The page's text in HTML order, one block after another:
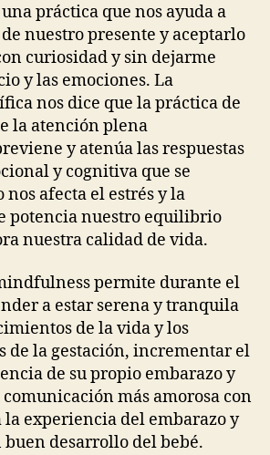
práctica que nos ayuda a
nuestro presente y aceptarlo
curiosidad y sin dejarme
y las emociones. La
nos dice que la práctica de
la atención plena
y atenúa las respuestas
y cognitiva que se
afecta el estrés y la
potencia nuestro equilibrio
nuestra calidad de vida.
permite durante el
a estar serena y tranquila
de la vida y los
de la gestación, incrementar el
de su propio embarazo y
más amorosa con
la experiencia del embarazo y
desarrollo del bebé.